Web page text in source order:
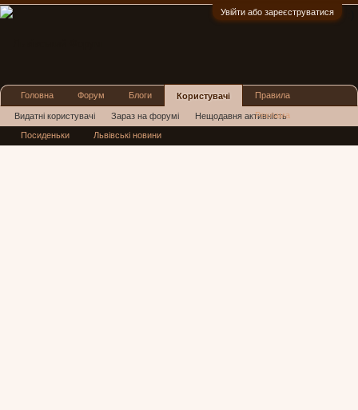
Увійти або зареєструватися
Головна Форум Блоги Користувачі
Видатні користувачі Зараз на форумі Нещодавня активність
Нові повідомлення профілю
Правила
Реклама
Посиденьки Львівські новини